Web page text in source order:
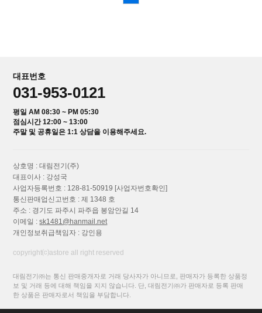
대표번호
031-953-0121
평일 AM 08:30 ~ PM 05:30
점심시간 12:00 ~ 13:00
주말 및 공휴일은 1:1 상담을 이용해주세요.
상호명 : 대림전기(주)
대표이사 : 강성국
사업자등록번호 : 128-81-50919 [사업자번호확인]
통신판매업신고번호 : 제 1348 호
주소 : 경기도 파주시 파주읍 봉암안길 14
이메일 :sk1481@hanmail.net
개인정보취급책임자 : 강인용
copyright⒞astore all right reserved
대림전기㈜는 통신 판매중개자로 거래 당사자가 아니므로, 판매자가 등록한 상품정
보 및 거래 등에 대해 책임을 지지 않습니다. 단, 대림전기㈜가 판매자로 등록 판매
한 상품은 판매자로서 책임을 부담합니다.